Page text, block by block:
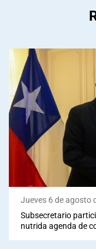
Jueves 6 de agosto
Subsecretario
nutrida agenda de